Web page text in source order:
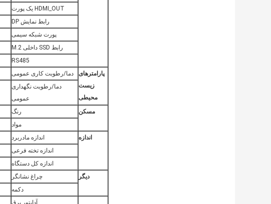
HDMI_OUT یک پورت
رابط نمایش DP
پورت شبکه سیمی
رابط SSD داخلی M.2
RS485
پارامترهای
زیست
محیطی
دما/رطوبت کاری عمومی
دما/رطوبت نگهداری
عمومی
مسکن رنگ
مواد
اندازه
اندازه مادربرد
اندازه تخته فرعی
اندازه کل دستگاه
دیگر
چراغ نشانگر
دکمه